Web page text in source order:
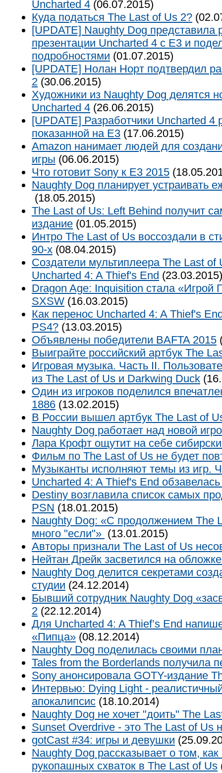
Uncharted 4 (06.07.2015)
Куда податься The Last of Us 2?
[UPDATE] Naughty Dog
презентации Uncharted 4 с E3 и
подробностями (01.07.2015)
[UPDATE] Нолан Норт подтвердил
2 (30.06.2015)
Художники из Naughty Dog делятся
Uncharted 4 (26.06.2015)
[UPDATE] Разработчики Uncharted 4
показанной на Е3 (17.06.2015)
Amazon нанимает людей для
игры (06.06.2015)
Что готовит Sony к E3 2015
Naughty Dog планирует устраивать
(18.05.2015)
The Last of Us: Left Behind получит
издание (01.05.2015)
Интро The Last of Us воссоздали в
90-х (08.04.2015)
Создатели мультиплеера The Last of
Uncharted 4: A Thief's End (23.03.2015)
Dragon Age: Inquisition стала «Игрой
SXSW (16.03.2015)
Как перенос Uncharted 4: A Thief's
PS4? (13.03.2015)
Объявлены победители BAFTA 2015
Выиграйте российский артбук The
Игровая музыка. Часть II.
из The Last of Us и Darkwing Duck
Один из игроков поделился
1886 (13.02.2015)
В России вышел артбук The Last of
Naughty Dog работает над новой
Лара Крофт ощутит на себе
Фильм по The Last of Us не будет
Музыканты исполняют темы из игр.
Uncharted 4: A Thief's End
Destiny возглавила список самых
PSN (18.01.2015)
Naughty Dog: «C продолжением The
много "если"» (13.01.2015)
Авторы признали The Last of Us
Нейтан Дрейк засветился на
Naughty Dog делится секретами
студии (24.12.2014)
Бывший сотрудник Naughty Dog
2 (22.12.2014)
Для Uncharted 4: A Thief’s End
«Пипца» (08.12.2014)
Naughty Dog поделилась своими
Tales from the Borderlands получила
Sony анонсировала GOTY-издание
Интервью: Dying Light -
апокалипсис (18.10.2014)
Naughty Dog не хочет "доить" The
Sunset Overdrive - это The Last of Us
gotCast #34: игры и девушки
Naughty Dog рассказывает о том,
рукопашных схваток в The Last of Us